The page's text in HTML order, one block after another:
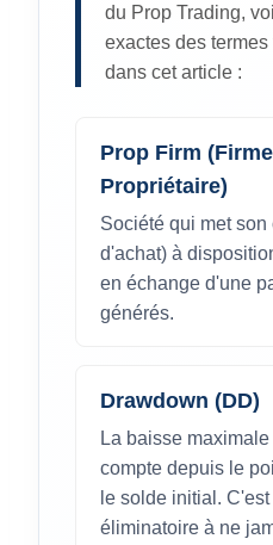
du Prop Trading,
exactes des
dans cet article :
Prop Firm
Propriétaire)
Société qui met
d'achat) à
en échange d'une
générés.
Drawdown (DD)
La baisse
compte depuis le
le solde initial.
éliminatoire à ne